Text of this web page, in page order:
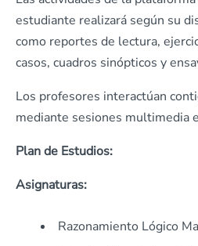
estudiante realizará según su
como reportes de lectura,
casos, cuadros sinópticos y
Los profesores interactúan
mediante sesiones multimedia
Plan de Estudios:
Asignaturas:
Razonamiento Lógico